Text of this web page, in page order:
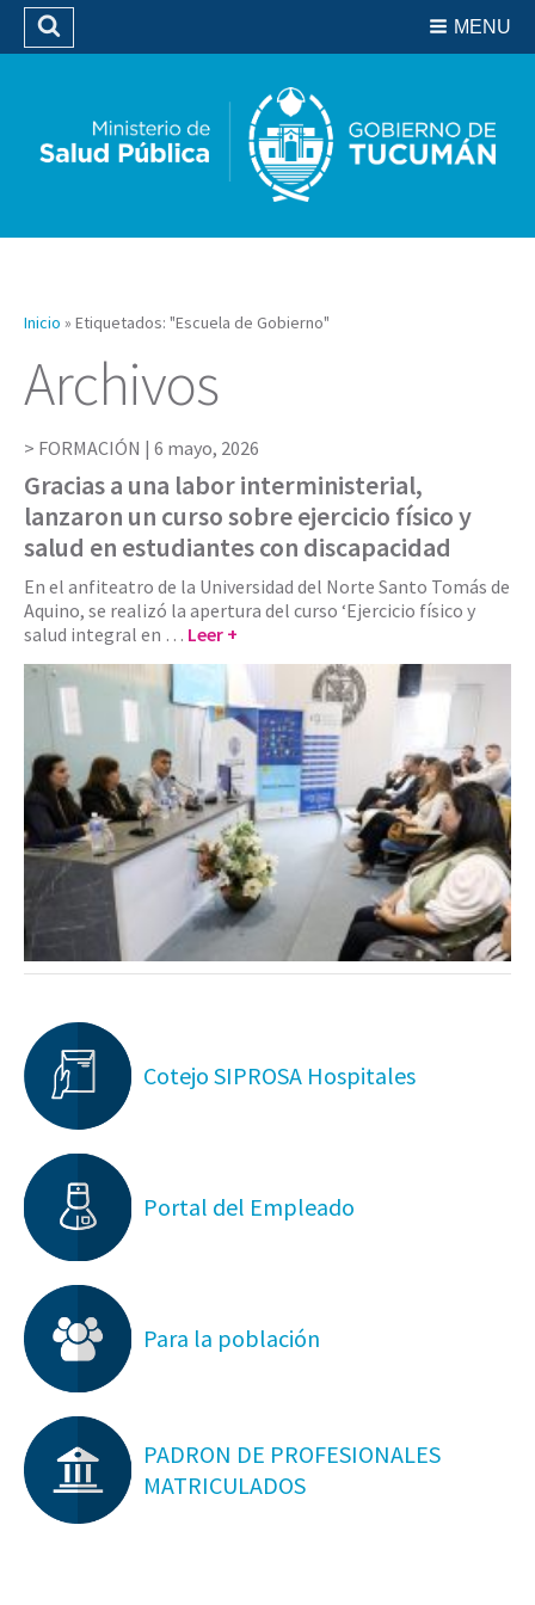
Biblioteca
MENU
Buscar
Inicio » Etiquetados: "Escuela de Gobierno"
Archivos
FORMACIÓN | 6 mayo, 2026
Gracias a una labor interministerial,
lanzaron un curso sobre ejercicio físico y
salud en estudiantes con discapacidad
En el anfiteatro de la Universidad del Norte Santo Tomás de
Aquino, se realizó la apertura del curso ‘Ejercicio físico y
salud integral en … Leer +
Cotejo SIPROSA Hospitales
Portal del Empleado
Para la población
PADRON DE PROFESIONALES
MATRICULADOS